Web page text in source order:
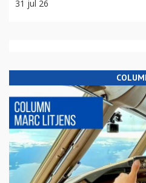
31 jul 26